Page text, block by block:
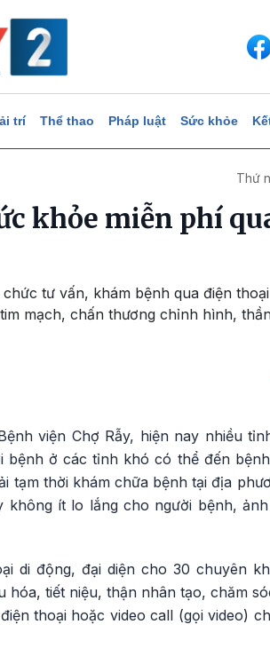
trí Thể thao Pháp luật Sức khỏe
Thứ
khỏe miễn phí
tư vấn, khám bệnh qua điện
mạch, chấn thương chỉnh hình,
viện Chợ Rẫy, hiện nay nhiều
ở các tỉnh khó có thể đến
thời khám chữa bệnh tại địa
ít lo lắng cho người bệnh,
di động, đại diện cho 30 chuyên
tiết niệu, thận nhân tạo, chăm
thoại hoặc video call (gọi video)